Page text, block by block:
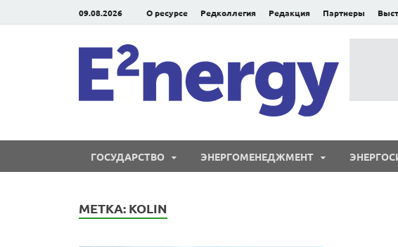
09.08.2026 О ресурсе Редколлегия Редакция Партнеры
ГОСУДАРСТВО ЭНЕРГОМЕНЕДЖМЕНТ
МЕТКА: KOLIN